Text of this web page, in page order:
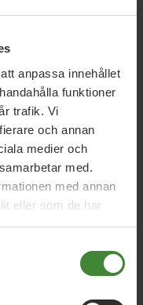
anpassa innehållet
funktioner
trafik. Vi
och annan
medier och
med.
med annan
eller som de har
sen”
för järnvägen